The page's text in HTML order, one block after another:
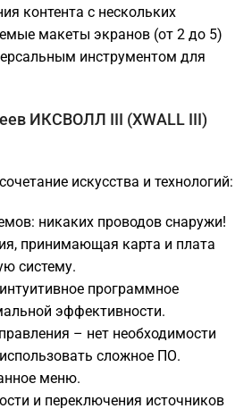
контента с нескольких
макеты экранов (от 2 до 5)
инструментом для
ИКСВОЛЛ III (XWALL III)
искусства и технологий:
никаких проводов снаружи!
принимающая карта и плата
систему.
программное
эффективности.
– нет необходимости
сложное ПО.
меню.
и переключения источников